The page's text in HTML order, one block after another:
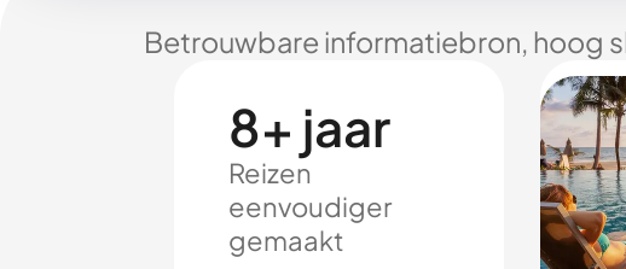
Betrouwbare informatiebron, hoog
8+ jaar
Reizen
eenvoudiger
gemaakt